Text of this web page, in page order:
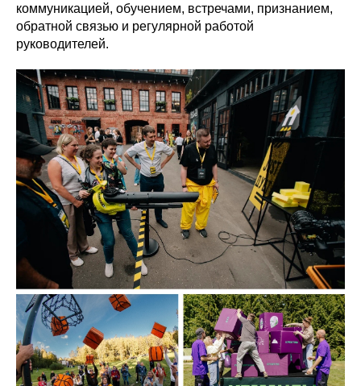
коммуникацией, обучением, встречами, признанием,
обратной связью и регулярной работой
руководителей.